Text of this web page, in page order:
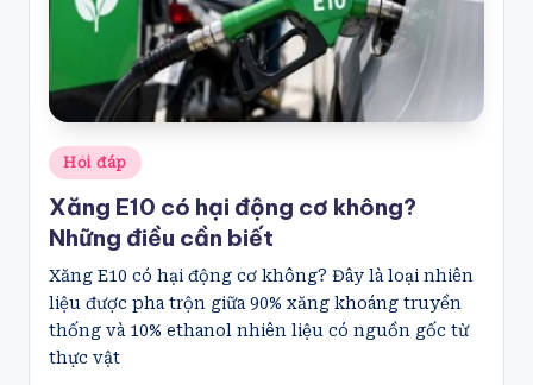
Posted
in
Hỏi đáp
Xăng E10 có hại động cơ không?
Những điều cần biết
Xăng E10 có hại động cơ không? Đây là loại nhiên
liệu được pha trộn giữa 90% xăng khoáng truyền
thống và 10% ethanol nhiên liệu có nguồn gốc từ
thực vật